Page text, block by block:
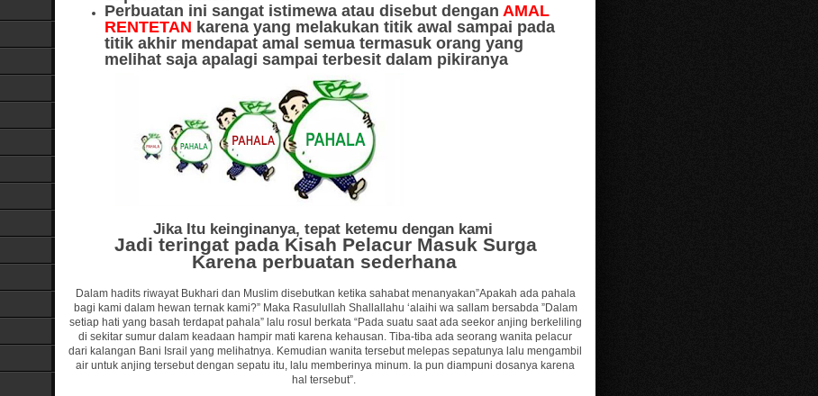
Perbuatan ini sangat istimewa atau disebut dengan AMAL
RENTETAN karena yang melakukan titik awal sampai pada
titik akhir mendapat amal semua termasuk orang yang
melihat saja apalagi sampai terbesit dalam pikiranya
Jika Itu keinginanya, tepat ketemu dengan kami
Jadi teringat pada Kisah Pelacur Masuk Surga
Karena perbuatan sederhana
Dalam hadits riwayat Bukhari dan Muslim disebutkan ketika sahabat menanyakan”Apakah ada pahala
bagi kami dalam hewan ternak kami?” Maka Rasulullah Shallallahu ‘alaihi wa sallam bersabda ”Dalam
setiap hati yang basah terdapat pahala” lalu rosul berkata “Pada suatu saat ada seekor anjing berkeliling
di sekitar sumur dalam keadaan hampir mati karena kehausan. Tiba-tiba ada seorang wanita pelacur
dari kalangan Bani Israil yang melihatnya. Kemudian wanita tersebut melepas sepatunya lalu mengambil
air untuk anjing tersebut dengan sepatu itu, lalu memberinya minum. Ia pun diampuni dosanya karena
hal tersebut”.